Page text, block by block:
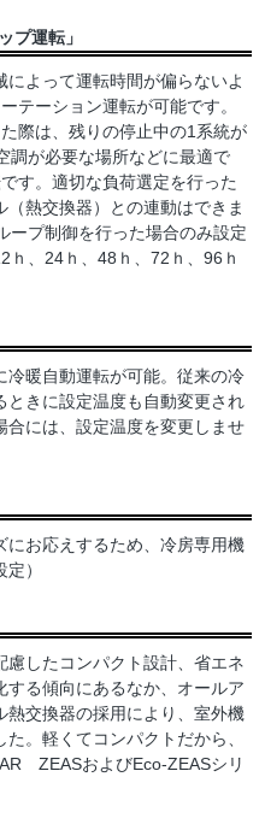
プ運転」
よって運転時間が偏らないよ
テーション運転が可能です。
際は、残りの停止中の1系統が
調が必要な場所などに最適で
す。適切な負荷選定を行った
熱交換器）との連動はできま
ープ制御を行った場合のみ設定
ｈ、24ｈ、48ｈ、72ｈ、96ｈ
暖自動運転が可能。従来の冷
きに設定温度も自動変更され
合には、設定温度を変更しませ
お応えするため、冷房専用機
）
慮したコンパクト設計、省エネ
る傾向にあるなか、オールア
熱交換器の採用により、室外機
。軽くてコンパクトだから、
ZEASおよびEco-ZEASシリ